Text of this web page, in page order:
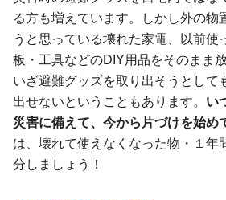
る方も増えています。しかし外の物
うと思っている壊れた家電、以前使
板・工具などのDIY用品をそのまま
いざ避難グッズを取り出そうとして
出せないということもあります。 い
災害に備えて、今から片づけを始め
は、壊れて使えなくなった物・１年
分しましょう！